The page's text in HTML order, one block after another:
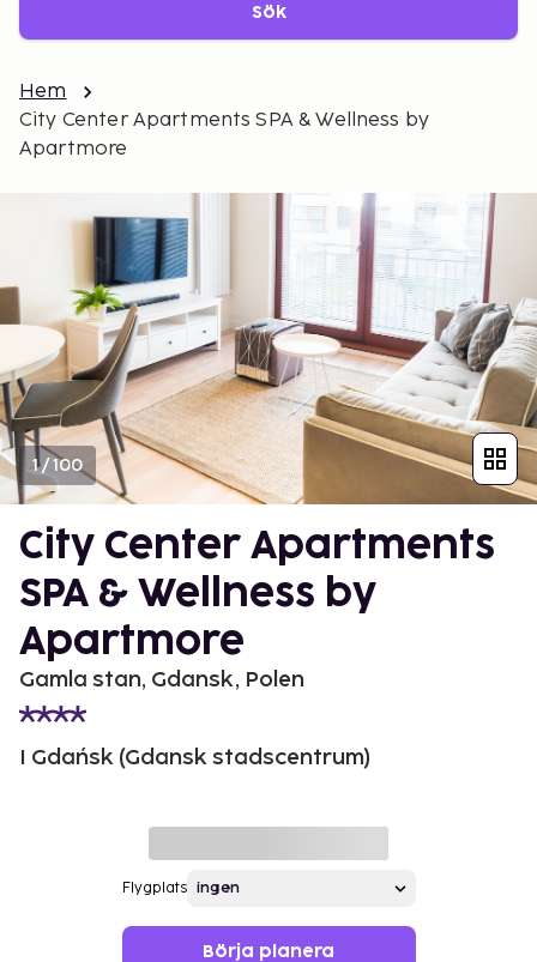
Sök
Hem
City Center Apartments SPA & Wellness by
Apartmore
1/100
City Center Apartments
SPA & Wellness by
Apartmore
Gamla stan, Gdansk, Polen
I Gdańsk (Gdansk stadscentrum)
Flygplats
Börja planera